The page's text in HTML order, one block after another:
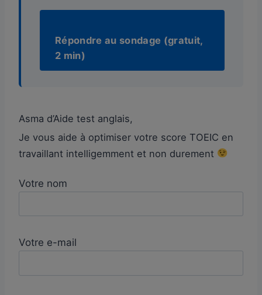
Répondre au sondage (gratuit,
2 min)
Asma d’Aide test anglais,
Je vous aide à optimiser votre score TOEIC en
travaillant intelligemment et non durement
Votre nom
Votre e-mail